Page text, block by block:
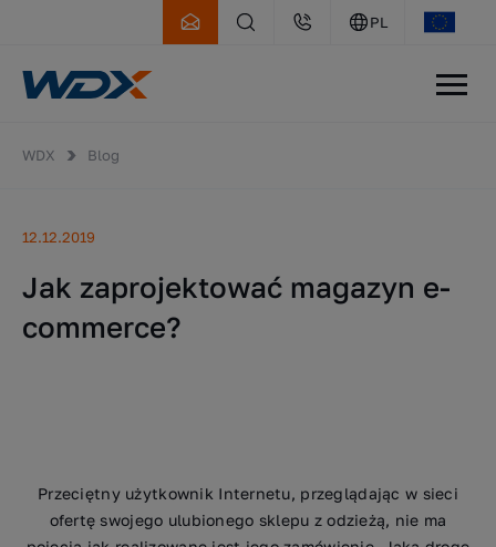
PL
WDX Blog
12.12.2019
Jak zaprojektować magazyn e-
commerce?
Przeciętny użytkownik Internetu, przeglądając w sieci
ofertę swojego ulubionego sklepu z odzieżą, nie ma